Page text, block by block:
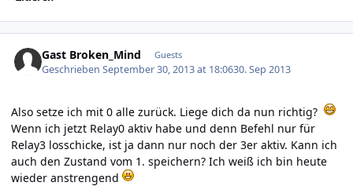
Gast Broken_Mind Guests
GeschriebenSeptember 30, 2013 at 18:0630. Sep 2013
Also setze ich mit 0 alle zurück. Liege dich da nun richtig?
Wenn ich jetzt Relay0 aktiv habe und denn Befehl nur für
Relay3 losschicke, ist ja dann nur noch der 3er aktiv. Kann ich
auch den Zustand vom 1. speichern? Ich weiß ich bin heute
wieder anstrengend